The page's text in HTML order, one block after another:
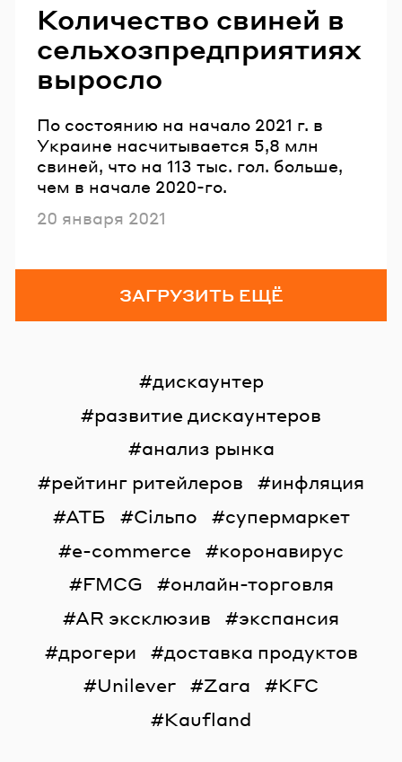
Количество свиней в
сельхозпредприятиях
выросло
По состоянию на начало 2021 г. в
Украине насчитывается 5,8 млн
свиней, что на 113 тыс. гол. больше,
чем в начале 2020-го.
Опубликовано
20 января 2021
ЗАГРУЗИТЬ ЕЩЁ
дискаунтер
развитие дискаунтеров
анализ рынка
рейтинг ритейлеров
инфляция
АТБ
Сільпо
супермаркет
e-commerce
коронавирус
FMCG
онлайн-торговля
AR эксклюзив
экспансия
дрогери
доставка продуктов
Unilever
Zara
KFC
Kaufland